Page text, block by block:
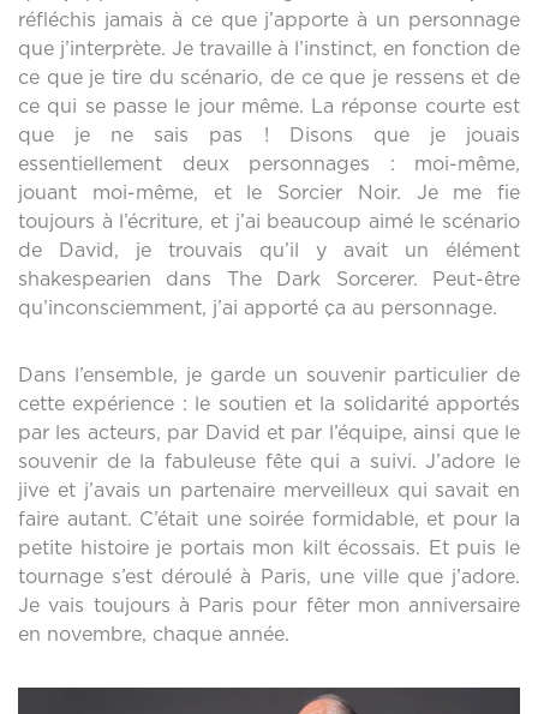
réfléchis jamais à ce que j’apporte à un personnage
que j’interprète. Je travaille à l’instinct, en fonction de
ce que je tire du scénario, de ce que je ressens et de
ce qui se passe le jour même. La réponse courte est
que je ne sais pas ! Disons que je jouais
essentiellement deux personnages : moi-même,
jouant moi-même, et le Sorcier Noir. Je me fie
toujours à l’écriture, et j’ai beaucoup aimé le scénario
de David, je trouvais qu’il y avait un élément
shakespearien dans The Dark Sorcerer. Peut-être
qu’inconsciemment, j’ai apporté ça au personnage.
Dans l’ensemble, je garde un souvenir particulier de
cette expérience : le soutien et la solidarité apportés
par les acteurs, par David et par l’équipe, ainsi que le
souvenir de la fabuleuse fête qui a suivi. J’adore le
jive et j’avais un partenaire merveilleux qui savait en
faire autant. C’était une soirée formidable, et pour la
petite histoire je portais mon kilt écossais. Et puis le
tournage s’est déroulé à Paris, une ville que j’adore.
Je vais toujours à Paris pour fêter mon anniversaire
en novembre, chaque année.